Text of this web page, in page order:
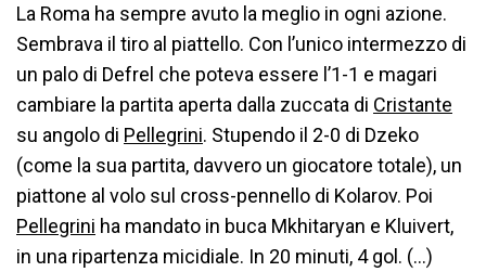
La Roma ha sempre avuto la meglio in ogni azione.
Sembrava il tiro al piattello. Con l’unico intermezzo di
un palo di Defrel che poteva essere l’1-1 e magari
cambiare la partita aperta dalla zuccata di Cristante
su angolo di Pellegrini. Stupendo il 2-0 di Dzeko
(come la sua partita, davvero un giocatore totale), un
piattone al volo sul cross-pennello di Kolarov. Poi
Pellegrini ha mandato in buca Mkhitaryan e Kluivert,
in una ripartenza micidiale. In 20 minuti, 4 gol. (…)